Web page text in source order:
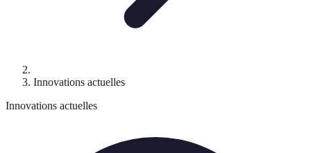
Innovations actuelles
Innovations actuelles